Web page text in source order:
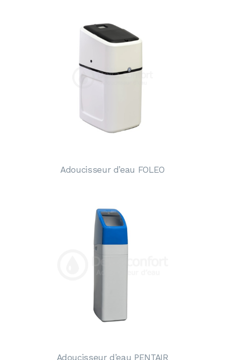
Adoucisseur d’eau FOLEO
Adoucisseur d’eau PENTAIR